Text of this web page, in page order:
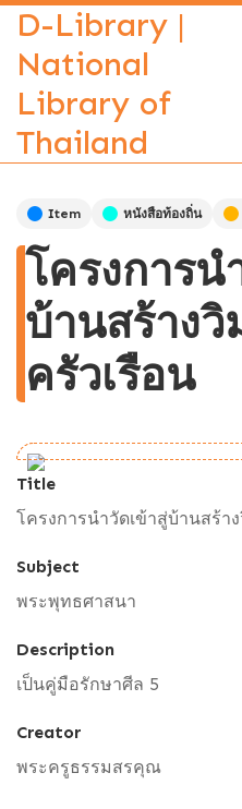
D-Library |
National
Library of
Thailand
Item หนังสือท้องถิ่น
โครงการน
บ้านสร้าง
ครัวเรือน
Title
โครงการนำวัดเข้าสู่บ้านสร้า
Subject
พระพุทธศาสนา
Description
เป็นคู่มือรักษาศีล 5
Creator
พระครูธรรมสรคุณ